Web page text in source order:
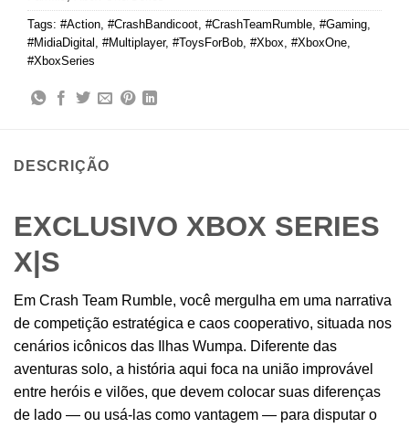
Tags: #Action #CrashBandicoot #CrashTeamRumble #Gaming
#MidiaDigital
#Multiplayer, #ToysForBob #Xbox #XboxOne
#XboxSeries
DESCRIÇÃO
EXCLUSIVO XBOX SERIES
X|S
Em Crash Team Rumble, você mergulha em uma narrativa
de competição estratégica e caos cooperativo, situada nos
cenários icônicos das Ilhas Wumpa. Diferente das
aventuras solo, a história aqui foca na união improvável
entre heróis e vilões, que devem colocar suas diferenças
de lado — ou usá-las como vantagem — para disputar o